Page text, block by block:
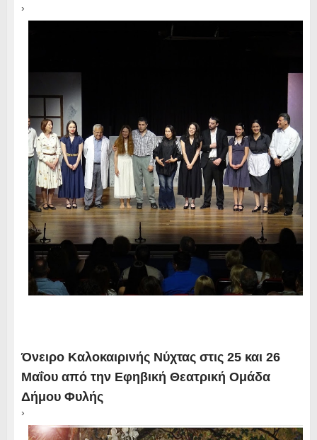
›
Όνειρο Καλοκαιρινής Νύχτας στις 25 και 26
Μαΐου από την Εφηβική Θεατρική Ομάδα
Δήμου Φυλής
›